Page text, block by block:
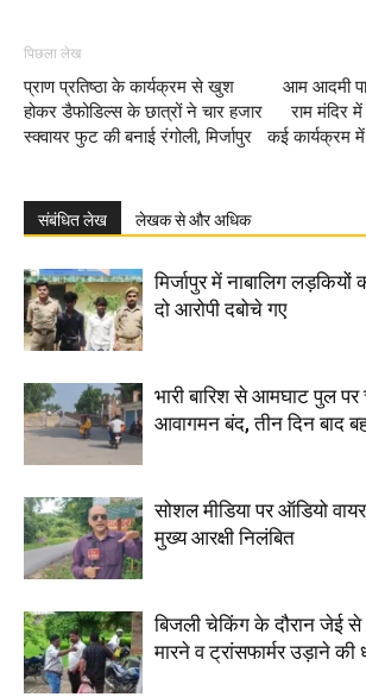
पिछला लेख
प्राण प्रतिष्ठा के कार्यक्रम से खुश
होकर डैफोडिल्स के छात्रों ने चार हजार
स्क्वायर फुट की बनाई रंगोली, मिर्जापुर
आम आदमी
राम मंदिर में
कई कार्यक्रम में
संबंधित लेख लेखक से और अधिक
मिर्जापुर में नाबालिग
दो आरोपी दबोचे गए
भारी बारिश से आमघाट पुल पर
आवागमन बंद, तीन दिन बाद
सोशल मीडिया पर ऑडियो
मुख्य आरक्षी निलंबित
बिजली चेकिंग के दौरान जेई
मारने व ट्रांसफार्मर उड़ाने